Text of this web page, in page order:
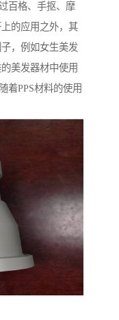
百格、手抠、摩
的应用之外，其
，例如女生美发
美发器材中使用
着PPS材料的使用